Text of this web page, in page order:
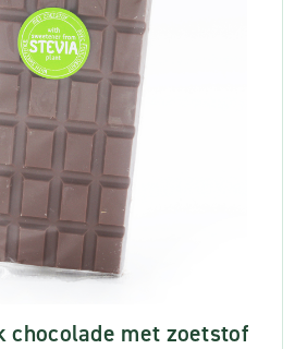
chocolade met zoetstof